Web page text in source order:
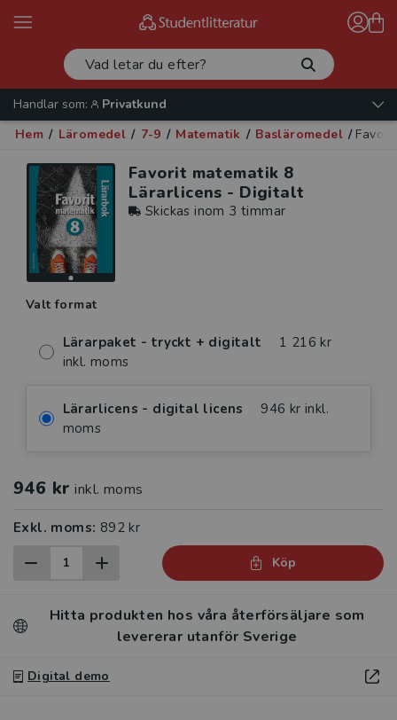
Handlar som:
Privatkund
Hem / Läromedel / 7-9 / Matematik / Basläromedel /
Favorit matematik 8
Lärarlicens - Digitalt
Skickas inom 3 timmar
Valt format
Lärarpaket - tryckt + digitalt
1 216 kr
inkl. moms
Lärarlicens - digital licens
946 kr inkl.
moms
946 kr inkl. moms
Exkl. moms: 892 kr
Köp
Hitta produkten hos våra återförsäljare som
levererar utanför Sverige
Digital demo